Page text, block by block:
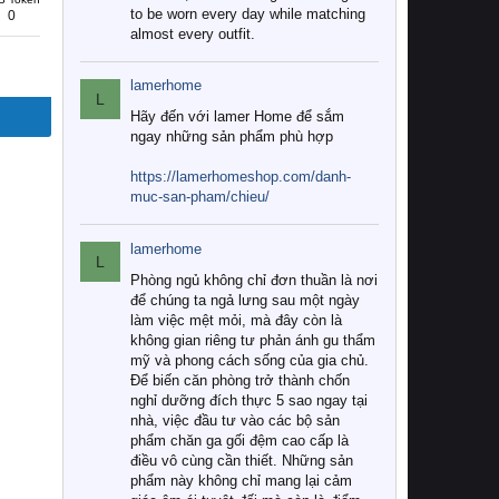
0
to be worn every day while matching
almost every outfit.
L
lamerhome
Hãy đến với lamer Home để sắm
ngay những sản phẩm phù hợp
https://lamerhomeshop.com/danh-
muc-san-pham/chieu/
L
lamerhome
Phòng ngủ không chỉ đơn thuần là nơi
để chúng ta ngả lưng sau một ngày
làm việc mệt mỏi, mà đây còn là
không gian riêng tư phản ánh gu thẩm
mỹ và phong cách sống của gia chủ.
Để biến căn phòng trở thành chốn
nghỉ dưỡng đích thực 5 sao ngay tại
nhà, việc đầu tư vào các bộ sản
phẩm chăn ga gối đệm cao cấp là
điều vô cùng cần thiết. Những sản
phẩm này không chỉ mang lại cảm